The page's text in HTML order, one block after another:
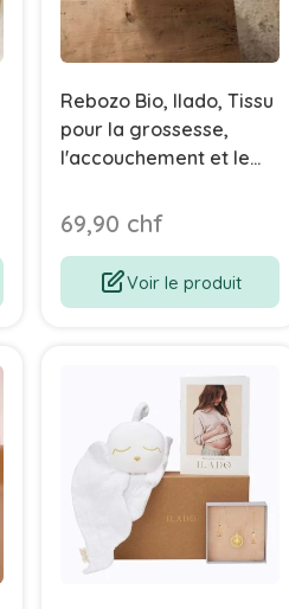
Rebozo Bio, Ilado, Tissu
pour la grossesse,
l'accouchement et le
Cadeau Future Maman,
Argile clair
69,90 chf
Voir le produit